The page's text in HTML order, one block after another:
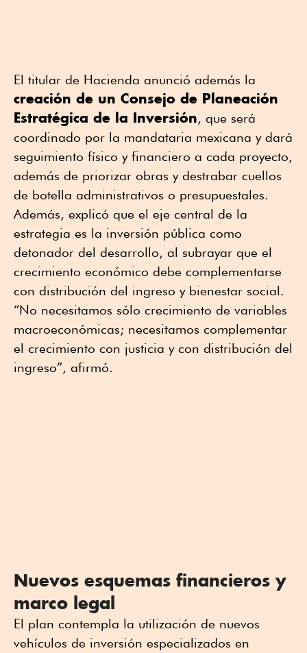
El titular de Hacienda anunció además la
creación de un Consejo de Planeación
Estratégica de la Inversión, que será
coordinado por la mandataria mexicana y dará
seguimiento físico y financiero a cada proyecto,
además de priorizar obras y destrabar cuellos
de botella administrativos o presupuestales.
Además, explicó que el eje central de la
estrategia es la inversión pública como
detonador del desarrollo, al subrayar que el
crecimiento económico debe complementarse
con distribución del ingreso y bienestar social.
“No necesitamos sólo crecimiento de variables
macroeconómicas; necesitamos complementar
el crecimiento con justicia y con distribución del
ingreso”, afirmó.
Nuevos esquemas financieros y
marco legal
El plan contempla la utilización de nuevos
vehículos de inversión especializados en